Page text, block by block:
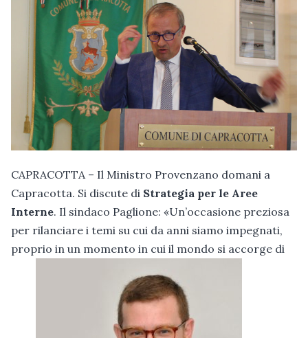
CAPRACOTTA – Il Ministro Provenzano domani a
Capracotta. Si discute di Strategia per le Aree
Interne. Il sindaco Paglione: «Un’occasione preziosa
per rilanciare i temi su cui da anni siamo impegnati,
proprio in un momento in cui il mondo si accorge di